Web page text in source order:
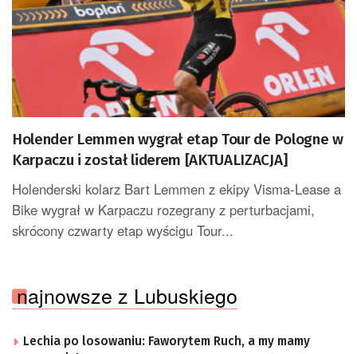
Holender Lemmen wygrał etap Tour de Pologne w
Karpaczu i został liderem [AKTUALIZACJA]
Holenderski kolarz Bart Lemmen z ekipy Visma-Lease a
Bike wygrał w Karpaczu rozegrany z perturbacjami,
skrócony czwarty etap wyścigu Tour...
najnowsze z Lubuskiego
Lechia po losowaniu: Faworytem Ruch, a my mamy